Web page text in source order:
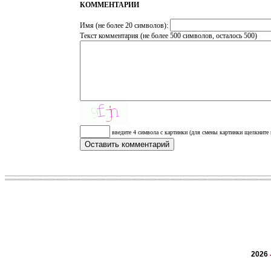
КОММЕНТАРИИ
Имя (не более 20 символов):
Текст комментария (не более 500 символов, осталось 500)
введите 4 символа с картинки (для смены картинки щелкните
2026